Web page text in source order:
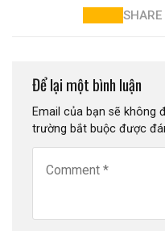
SHARE
Để lại một bình luận
Email của bạn sẽ không
trường bắt buộc được